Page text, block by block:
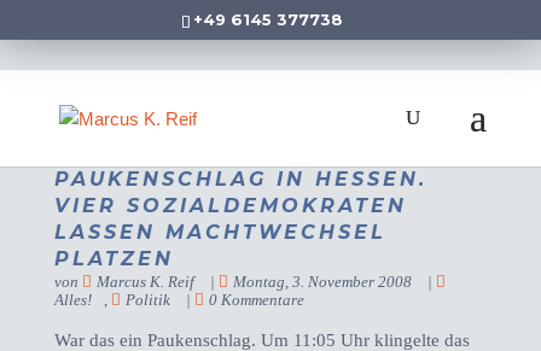
+49 6145 377738
PAUKENSCHLAG IN HESSEN.
VIER SOZIALDEMOKRATEN
LASSEN MACHTWECHSEL
PLATZEN
von Marcus K. Reif | Montag, 3. November 2008
|
Alles!
, Politik | 0 Kommentare
War das ein Paukenschlag. Um 11:05 Uhr klingelte das